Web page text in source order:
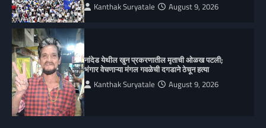
Kanthak Suryatale August 9, 2026
नांदेड येथील खुन प्रकरणातील मृताची ओळख पटली;
भंगार वेचणाऱ्या मंगल गवळेची दगडाने ठेचून हत्या
Kanthak Suryatale August 9, 2026